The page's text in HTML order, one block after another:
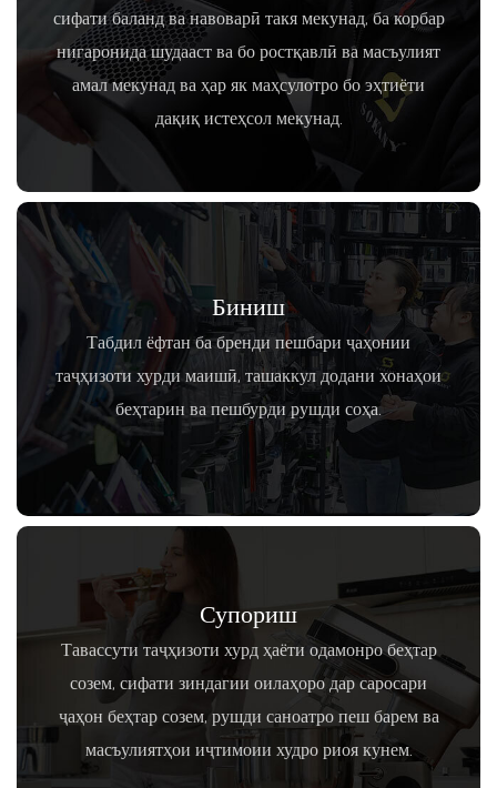
сифати баланд ва навоварӣ такя мекунад, ба корбар
нигаронида шудааст ва бо ростқавлӣ ва масъулият
амал мекунад ва ҳар як маҳсулотро бо эҳтиёти
дақиқ истеҳсол мекунад.
Биниш
Табдил ёфтан ба бренди пешбари ҷаҳонии
таҷҳизоти хурди маишӣ, ташаккул додани хонаҳои
беҳтарин ва пешбурди рушди соҳа.
Супориш
Тавассути таҷҳизоти хурд ҳаёти одамонро беҳтар
созем, сифати зиндагии оилаҳоро дар саросари
ҷаҳон беҳтар созем, рушди саноатро пеш барем ва
масъулиятҳои иҷтимоии худро риоя кунем.